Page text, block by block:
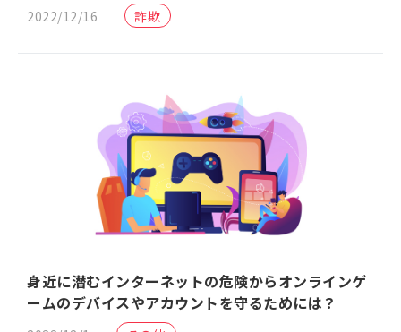
2022/12/16 詐欺
身近に潜むインターネットの危険からオンラインゲ
ームのデバイスやアカウントを守るためには？